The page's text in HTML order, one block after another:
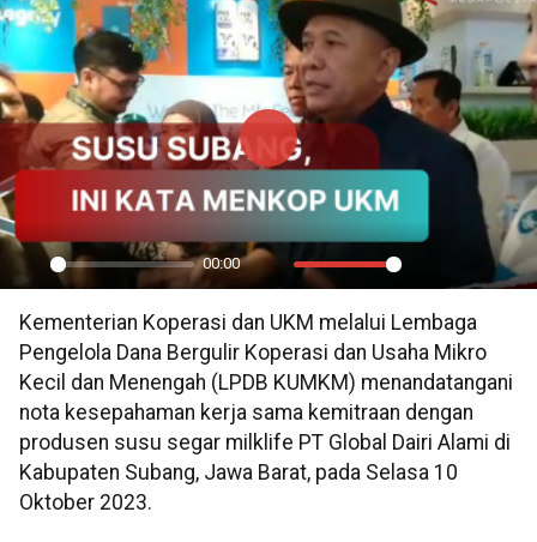
Play
00:00
Mute Settings
PIP
Play
Kementerian Koperasi dan UKM melalui Lembaga
Pengelola Dana Bergulir Koperasi dan Usaha Mikro
Kecil dan Menengah (LPDB KUMKM) menandatangani
nota kesepahaman kerja sama kemitraan dengan
produsen susu segar milklife PT Global Dairi Alami di
Kabupaten Subang, Jawa Barat, pada Selasa 10
Oktober 2023.